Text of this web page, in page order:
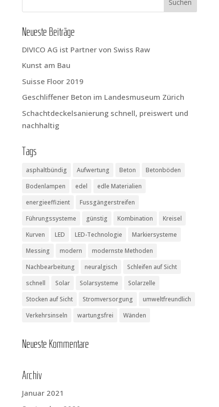
Neu­es­te Beiträge
DIVICO AG ist Part­ner von Swiss Raw
Kunst am Bau
Suis­se Flo­or 2019
Geschlif­fe­ner Beton im Lan­des­mu­se­um Zürich
Schacht­de­ckel­sa­nie­rung schnell, preis­wert und
nachhaltig
Tags
asphaltbündig Aufwertung Beton
Betonböden
Bodenlampen
edel
edle Materialien
energieeffizient
Fussgängerstreifen
Führungssysteme
günstig Kombination
Kreisel
Kurven
LED LED-Technologie
Markiersysteme
Messing
modern
modernste Methoden
Nachbearbeitung
neuralgisch
Schleifen auf Sicht
schnell
Solar Solarsysteme
Solarzelle
Stocken auf Sicht
Stromversorgung
umweltfreundlich
Verkehrsinseln
wartungsfrei Wänden
Neu­es­te Kommentare
Archiv
Januar 2021